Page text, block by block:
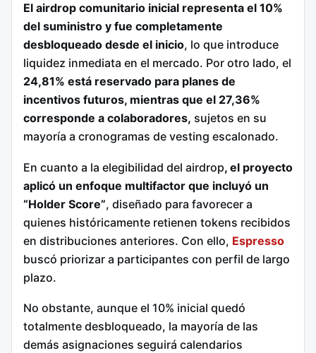
El airdrop comunitario inicial representa el 10%
del suministro y fue completamente
desbloqueado desde el inicio, lo que introduce
liquidez inmediata en el mercado. Por otro lado, el
24,81% está reservado para planes de
incentivos futuros, mientras que el 27,36%
corresponde a colaboradores, sujetos en su
mayoría a cronogramas de vesting escalonado.
En cuanto a la elegibilidad del airdrop, el proyecto
aplicó un enfoque multifactor que incluyó un
“Holder Score”, diseñado para favorecer a
quienes históricamente retienen tokens recibidos
en distribuciones anteriores. Con ello, Espresso
buscó priorizar a participantes con perfil de largo
plazo.
No obstante, aunque el 10% inicial quedó
totalmente desbloqueado, la mayoría de las
demás asignaciones seguirá calendarios